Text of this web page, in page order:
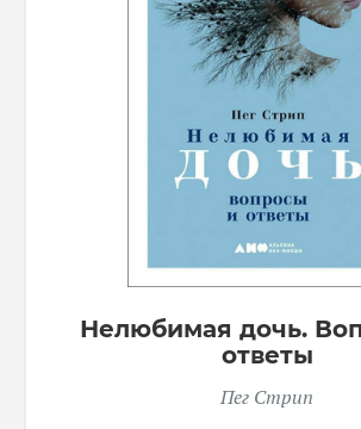
Нелюбимая дочь.
ответы
Пег Стрип